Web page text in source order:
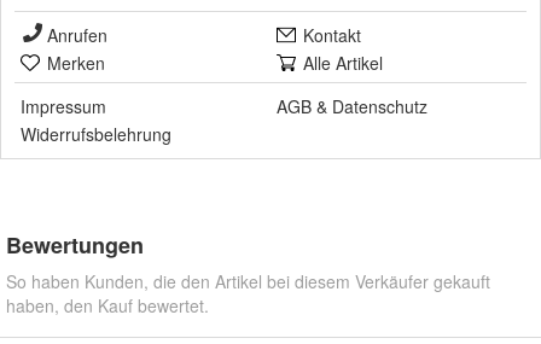
Anrufen
Kontakt
Merken
Alle Artikel
Impressum
AGB & Datenschutz
Widerrufsbelehrung
Bewertungen
So haben Kunden, die den Artikel bei diesem Verkäufer gekauft
haben, den Kauf bewertet.